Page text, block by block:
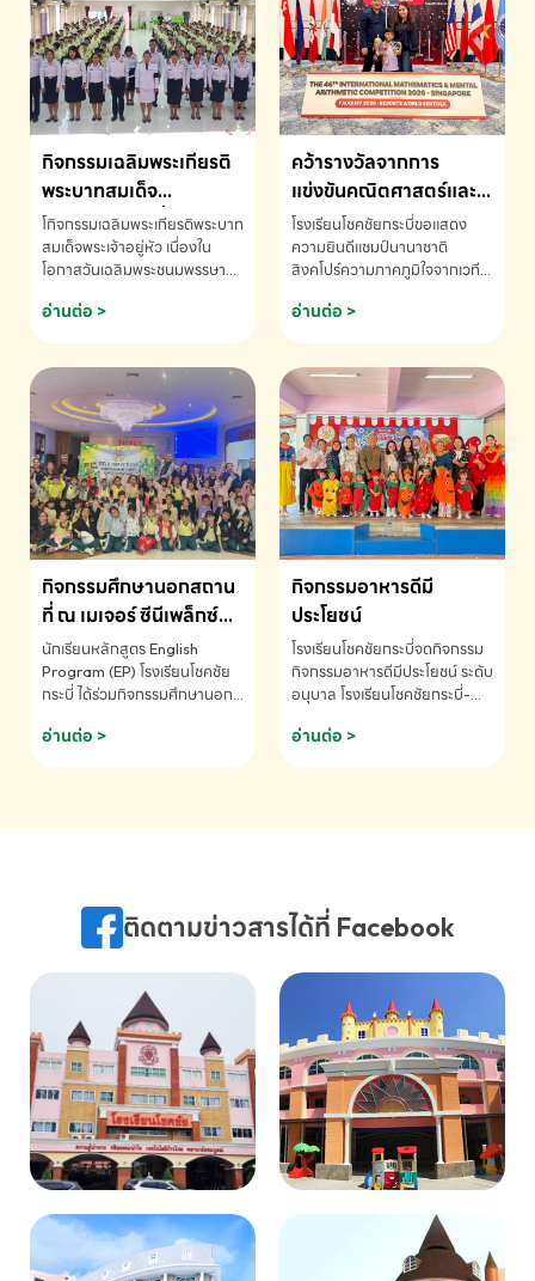
กิจกรรมเฉลิมพระเกียรติ
พระบาทสมเด็จ
พระเจ้าอยู่หัว เนื่องใน
โอกาสวันเฉลิม
พระชนมพรรษา
โกิจกรรมเฉลิมพระเกียรติพระบาท
สมเด็จพระเจ้าอยู่หัว เนื่องใน
โอกาสวันเฉลิมพระชนมพรรษา
ข้อมูลเพิ่มเติม โทร. 075-691910
อ่านต่อ >
คว้ารางวัลจากการ
แข่งขันคณิตศาสตร์และ
คณิตคิดเร็วนานาชาติ
ครั้งที่ 46 ประจำปี 2569
ณ ประเทศสิงคโปร์
โรงเรียนโชคชัยกระบี่ขอแสดง
ความยินดีแชมป์นานาชาติ
สิงคโปร์ความภาคภูมิใจจากเวที
ด.ช.พัทธนันท์ พรหมพันธ์ ชั้น
อนุบาล EP K3 โรงเรียนโชคชัย
แข่งขันคณิตศาสตร์และคณิตคิด
เร็วนานาชาติ ครั้งที่ 46 ประจำปี
2569 ณ ประเทศสิงคโปร์
INTERNATIONAL
MATHEMATICS AND
MENTAL ARITHMETIC
COMPETITION 2026 - ถ้วย
รางวัลรองชนะเลิศอันดับที่ 2
Mental Arithmetic
Competition K2 - ถ้วยรางวัล
รองชนะเลิศอันดับที่ 2 Mental
K2(Grop) โรงเรียนโชคชัยกระบี่-
สอบถามข้อมูลเพิ่มเติม โทร.
075-691910
อ่านต่อ >
กิจกรรมศึกษานอกสถาน
ที่ ณ เมเจอร์ ซีนีเพล็กซ์
ระดับประถมศึกษา (EP.1-
6)
นักเรียนหลักสูตร English
Program (EP) โรงเรียนโชคชัย
กระบี่ ได้ร่วมกิจกรรมศึกษานอก
ชมภาพยนตร์ Toy Story 5
(Soundtrack)เพื่อเสริมทักษะ
ภาษา ผ่านประสบการณ์การเรียนรู้
075-691910
อ่านต่อ >
กิจกรรมอาหารดีมี
ประโยชน์
โรงเรียนโชคชัยกระบี่จดกิจกรรม
กิจกรรมอาหารดีมีประโยชน์ ระดับ
อนุบาล โรงเรียนโชคชัยกระบี่-
075-691910
อ่านต่อ >
ติดตามข่าวสารได้ที่ Facebook